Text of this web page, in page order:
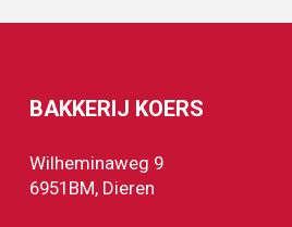
BAKKERIJ KOERS
Wilheminaweg 9
6951BM, Dieren